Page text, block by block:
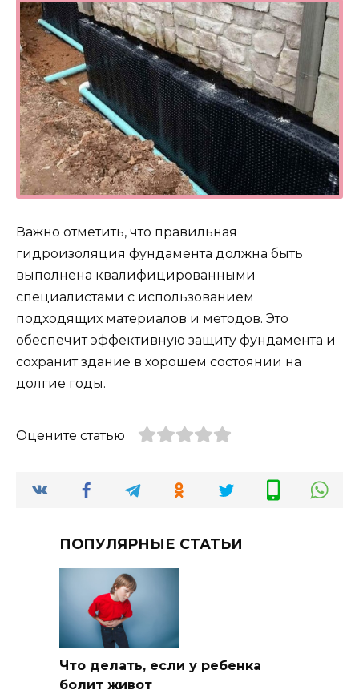
Важно отметить, что правильная
гидроизоляция фундамента должна быть
выполнена квалифицированными
специалистами с использованием
подходящих материалов и методов. Это
обеспечит эффективную защиту фундамента и
сохранит здание в хорошем состоянии на
долгие годы.
Оцените статью
ПОПУЛЯРНЫЕ СТАТЬИ
Что делать, если у ребенка
болит живот